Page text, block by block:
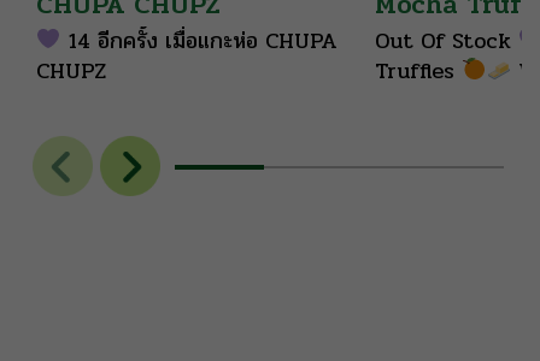
14 อีกครั้ง เมื่อแกะห่อ CHUPA
CHUPZ
Out Of Stock
Truffles
เปรี้ยว ที่หาไม่ได้ง่